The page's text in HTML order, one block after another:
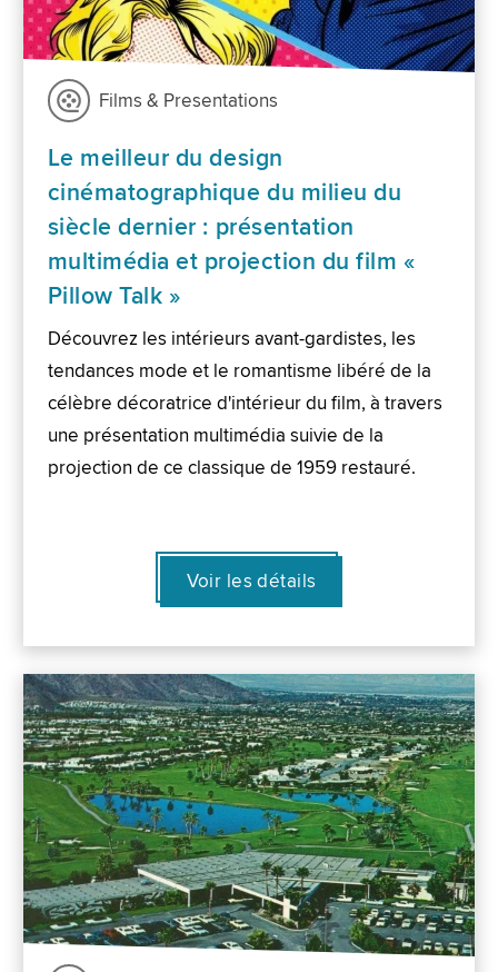
Films & Presentations
Le meilleur du design
cinématographique du milieu du
siècle dernier : présentation
multimédia et projection du film «
Pillow Talk »
Découvrez les intérieurs avant-gardistes, les
tendances mode et le romantisme libéré de la
célèbre décoratrice d'intérieur du film, à travers
une présentation multimédia suivie de la
projection de ce classique de 1959 restauré.
Voir les détails